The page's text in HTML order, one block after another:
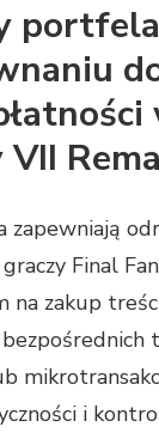
zapewniają
Final
na zakup
i